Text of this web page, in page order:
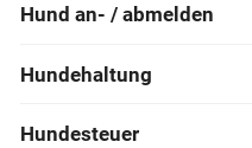
Hund an- / abmelden
Hundehaltung
Hundesteuer